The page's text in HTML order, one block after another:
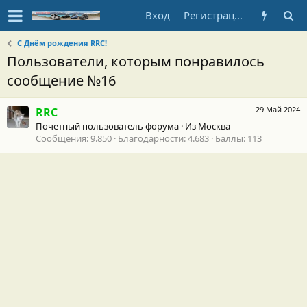
Вход Регистрация
С Днём рождения RRC!
Пользователи, которым понравилось
сообщение №16
29 Май 2024
RRC
Почетный пользователь форума · Из Москва
Сообщения 9.850 Благодарности 4.683 Баллы 113